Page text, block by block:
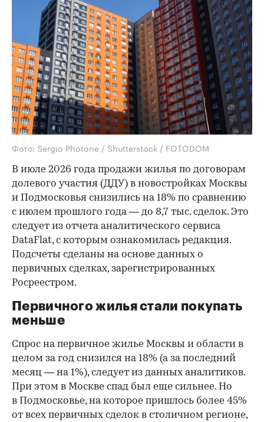
Фото: Sergio Photone / Shutterstock / FOTODOM
В июле 2026 года продажи жилья по договорам
долевого участия (ДДУ) в новостройках Москвы
и Подмосковья снизились на 18% по сравнению
с июлем прошлого года — до 8,7 тыс. сделок. Это
следует из отчета аналитического сервиса
DataFlat, с которым ознакомилась редакция.
Подсчеты сделаны на основе данных о
первичных сделках, зарегистрированных
Росреестром.
Первичного жилья стали покупать
меньше
Спрос на первичное жилье Москвы и области в
целом за год снизился на 18% (а за последний
месяц — на 1%), следует из данных аналитиков.
При этом в Москве спад был еще сильнее. Но
в Подмосковье, на которое пришлось более 45%
от всех первичных сделок в столичном регионе,